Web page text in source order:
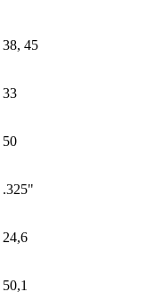
38, 45
33
50
.325"
24,6
50,1